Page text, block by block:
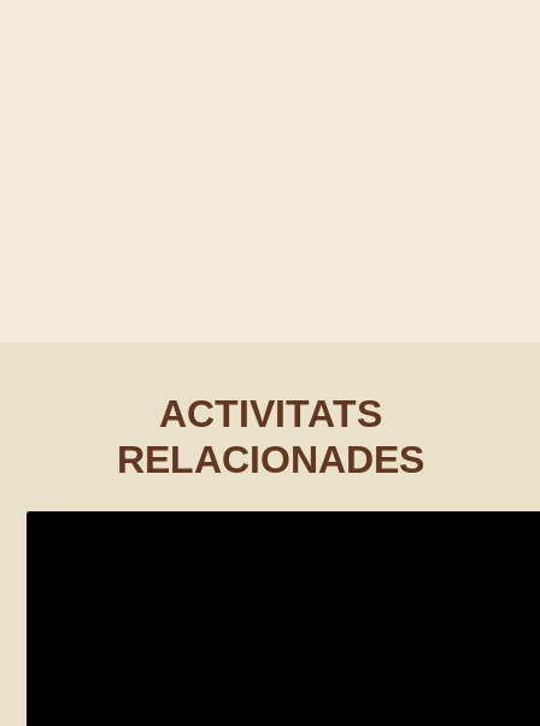
ACTIVITATS
RELACIONADES